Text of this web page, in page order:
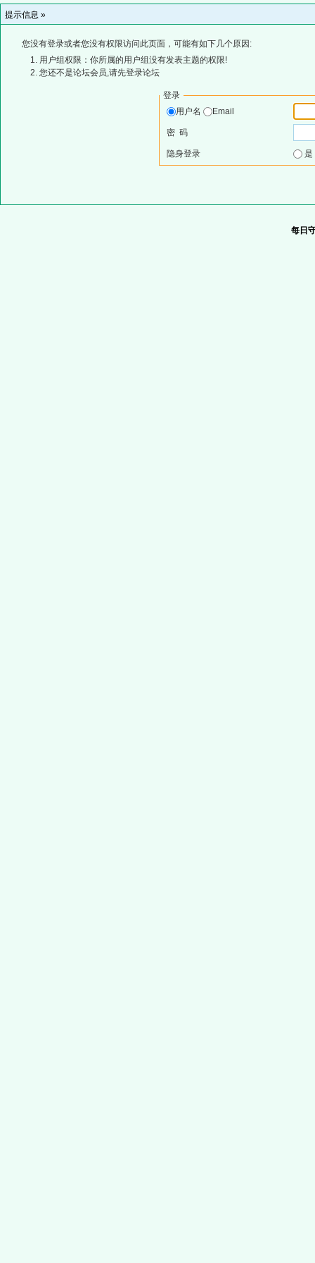
提示信息 »
您没有登录或者您没有权限访问此页面，可能有如下几个原因:
用户组权限：你所属的用户组没有发表主题的权限!
您还不是论坛会员,请先登录论坛
登录
用户名
Email
密 码
隐身登录
每日